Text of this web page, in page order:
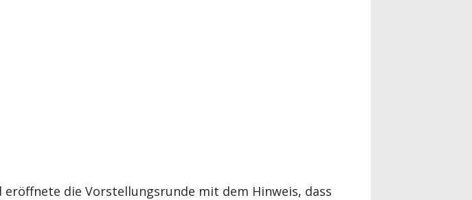
die Vorstellungsrunde mit dem Hinweis, dass